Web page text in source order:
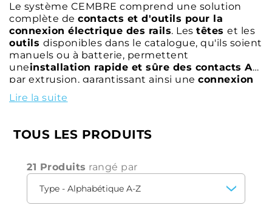
Le système CEMBRE comprend une solution
complète de contacts et d'outils pour la
connexion électrique des rails. Les têtes et les
outils disponibles dans le catalogue, qu'ils soient
manuels ou à batterie, permettent
uneinstallation rapide et sûre des contacts AR
par extrusion, garantissant ainsi une connexion
durable et continue des
dans les circuits de signalisation et de retour du
Lire la suite
TOUS LES PRODUITS
21 Produits rangé par